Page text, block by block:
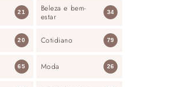
21
Beleza e bem-
estar
34
20 Cotidiano 79
65 Moda 26